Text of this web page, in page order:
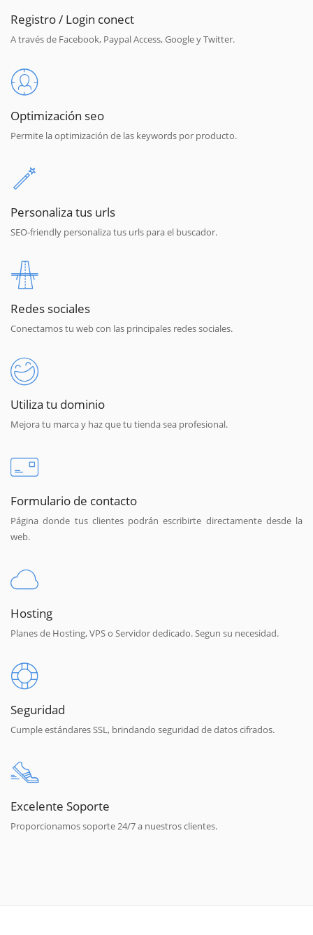
Registro / Login conect
A través de Facebook, Paypal Access, Google y Twitter.
Optimización seo
Permite la optimización de las keywords por producto.
Personaliza tus urls
SEO-friendly personaliza tus urls para el buscador.
Redes sociales
Conectamos tu web con las principales redes sociales.
Utiliza tu dominio
Mejora tu marca y haz que tu tienda sea profesional.
Formulario de contacto
Página donde tus clientes podrán escribirte directamente desde la
web.
Hosting
Planes de Hosting, VPS o Servidor dedicado. Segun su necesidad.
Seguridad
Cumple estándares SSL, brindando seguridad de datos cifrados.
Excelente Soporte
Proporcionamos soporte 24/7 a nuestros clientes.